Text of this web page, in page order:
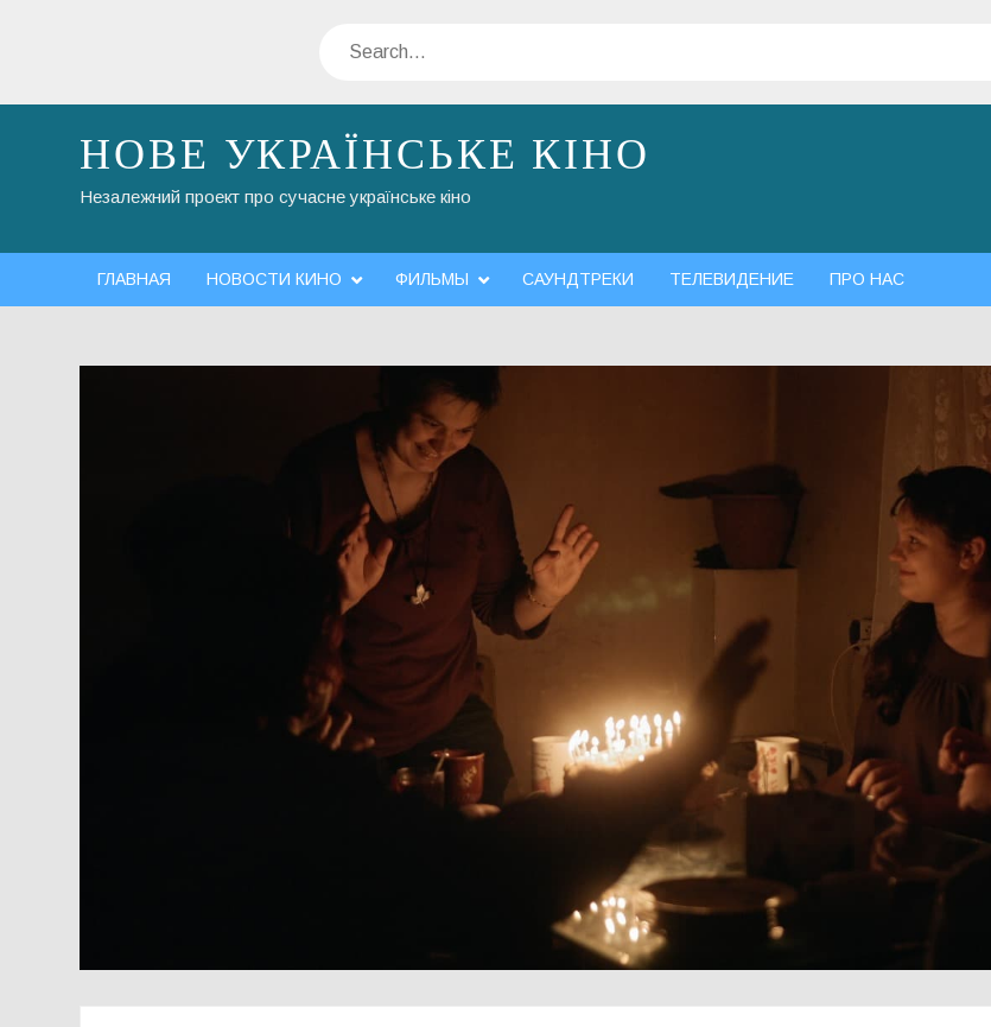
Search
НОВЕ УКРАЇНСЬКЕ КІНО
Незалежний проект про сучасне українське кіно
ГЛАВНАЯ НОВОСТИ КИНО ФИЛЬМЫ САУНДТРЕКИ ТЕЛЕВИДЕНИЕ ПРО НАС